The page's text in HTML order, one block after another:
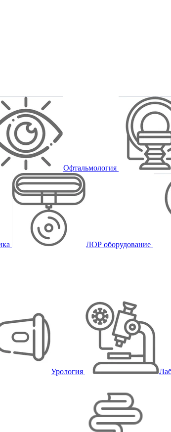
Офтальмология
ЛОР оборудование
Урология